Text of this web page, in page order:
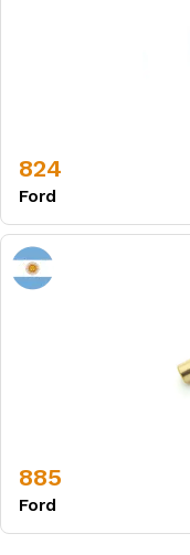
824
Ford
885
Ford